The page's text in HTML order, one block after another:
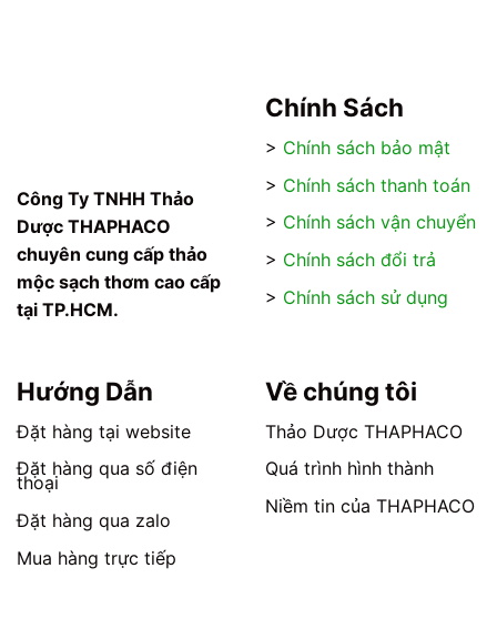
Công Ty TNHH Thảo
Dược THAPHACO
chuyên cung cấp thảo
mộc sạch thơm cao cấp
tại TP.HCM.
Chính Sách
> Chính sách bảo mật
> Chính sách thanh toán
> Chính sách vận chuyển
> Chính sách đổi trả
> Chính sách sử dụng
Hướng Dẫn
Đặt hàng tại website
Đặt hàng qua số điện
thoại
Đặt hàng qua zalo
Mua hàng trực tiếp
Về chúng tôi
Thảo Dược THAPHACO
Quá trình hình thành
Niềm tin của THAPHACO